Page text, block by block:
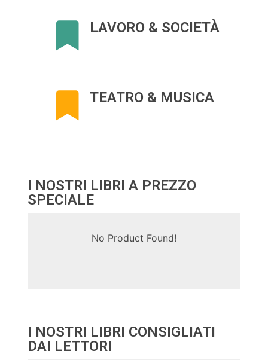
LAVORO & SOCIETÀ
TEATRO & MUSICA
I NOSTRI LIBRI A PREZZO
SPECIALE
No Product Found!
I NOSTRI LIBRI CONSIGLIATI
DAI LETTORI